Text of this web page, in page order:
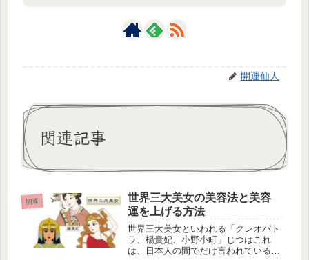
開運仙人
関連記事
開運
世界三大美女の美容法と美容
運を上げる方法
世界三大美女といわれる「クレオパト
ラ、楊貴妃、小野小町」じつはこれ
は、日本人の間でだけ言われているこ